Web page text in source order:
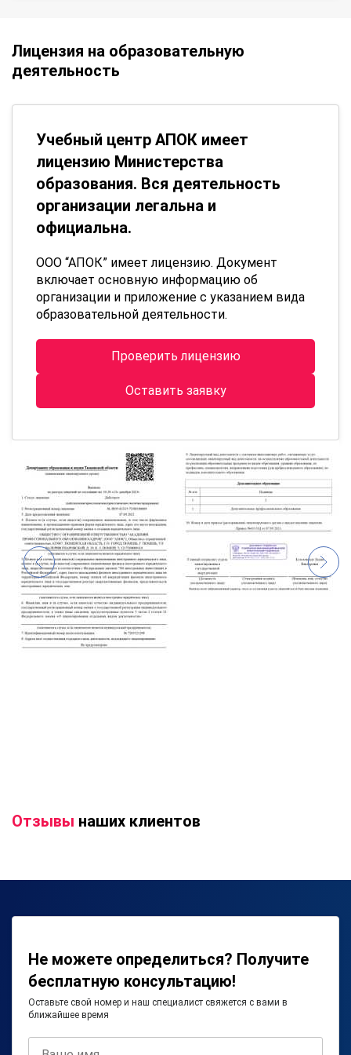
Лицензия на образовательную
деятельность
Учебный центр АПОК имеет
лицензию Министерства
образования. Вся деятельность
организации легальна и
официальна.
ООО “АПОК” имеет лицензию. Документ
включает основную информацию об
организации и приложение с указанием вида
образовательной деятельности.
Проверить лицензию
Оставить заявку
Отзывы наших клиентов
Не можете определиться? Получите
бесплатную консультацию!
Оставьте свой номер и наш специалист свяжется с вами в
ближайшее время